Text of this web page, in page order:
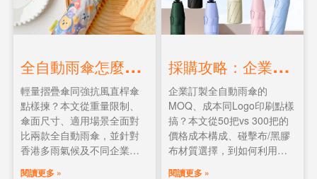
全
自動雨傘怎麼挑？輕量摺疊傘 vs. 強抗風直桿傘，企業該如何抉擇？
輕量摺疊傘同強抗風直桿傘
點樣揀？本文從重量限制、
傘面尺寸、適用場景全面對
比兩款全自動雨傘，並針對
香港多雨氣候及不同企業送
禮場景，提供具體採購建
閱讀更多 »
採
購攻略：企業全自動雨傘訂製全攻略｜從MOQ、材質到Logo印刷
企業訂製全自動雨傘的
MOQ、成本同Logo印刷點樣
搞？本文從50把vs 300把的
價格成本構成、碰擊布/黑膠
布材質選擇，到如何利用現
成模具省去開模費，全面拆
閱讀更多 »